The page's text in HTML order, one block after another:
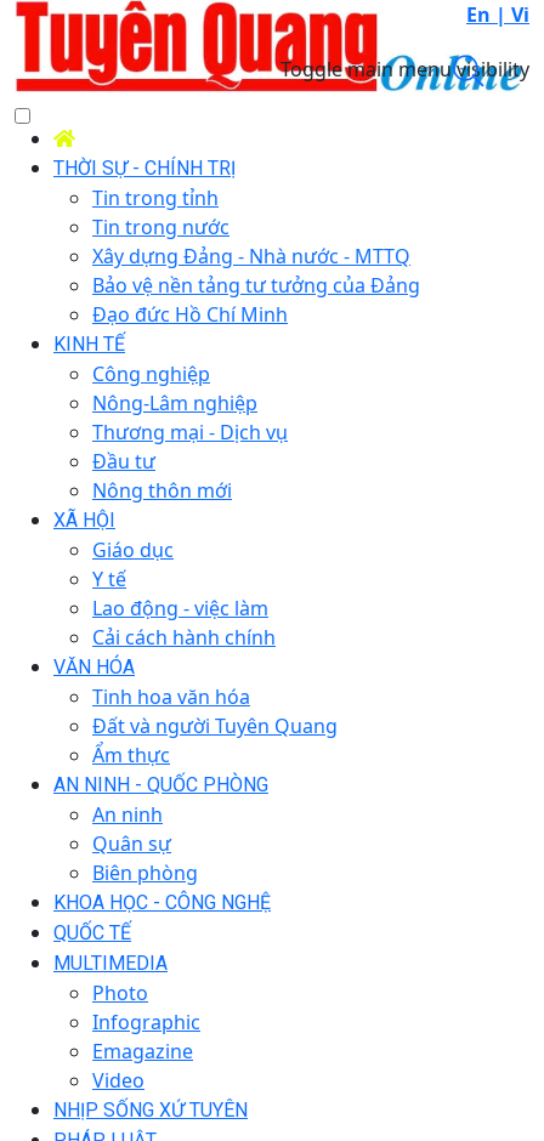
En | Vi
Toggle main menu visibility
THỜI SỰ - CHÍNH TRỊ
Tin trong tỉnh
Tin trong nước
Xây dựng Đảng - Nhà nước - MTTQ
Bảo vệ nền tảng tư tưởng của Đảng
Đạo đức Hồ Chí Minh
KINH TẾ
Công nghiệp
Nông-Lâm nghiệp
Thương mại - Dịch vụ
Đầu tư
Nông thôn mới
XÃ HỘI
Giáo dục
Y tế
Lao động - việc làm
Cải cách hành chính
VĂN HÓA
Tinh hoa văn hóa
Đất và người Tuyên Quang
Ẩm thực
AN NINH - QUỐC PHÒNG
An ninh
Quân sự
Biên phòng
KHOA HỌC - CÔNG NGHỆ
QUỐC TẾ
MULTIMEDIA
Photo
Infographic
Emagazine
Video
NHỊP SỐNG XỨ TUYÊN